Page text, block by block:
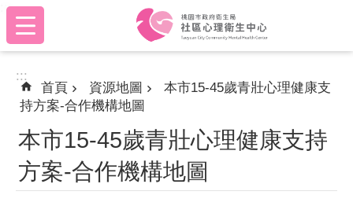
跳到主要內容區塊
:::
:::
首頁 資源地圖
本市15-45歲青壯心理健康支
持方案-合作機構地圖
本市15-45歲青壯心理健康支持
方案-合作機構地圖